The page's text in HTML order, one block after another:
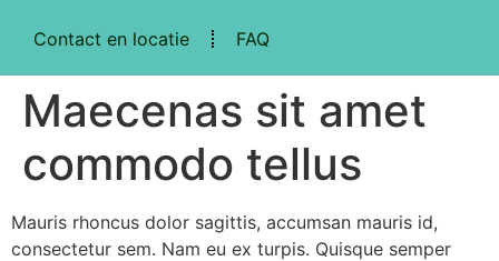
Contact en locatie FAQ
Maecenas sit amet
commodo tellus
Mauris rhoncus dolor sagittis, accumsan mauris id,
consectetur sem. Nam eu ex turpis. Quisque semper